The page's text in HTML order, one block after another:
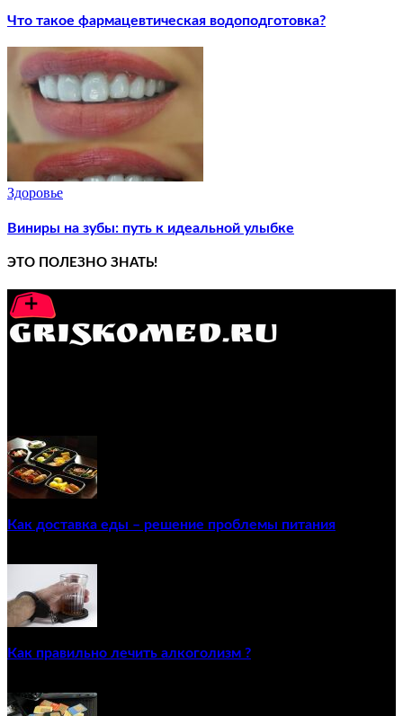
Что такое фармацевтическая водоподготовка?
Здоровье
Виниры на зубы: путь к идеальной улыбке
ЭТО ПОЛЕЗНО ЗНАТЬ!
Как доставка еды – решение проблемы питания
Как правильно лечить алкоголизм ?